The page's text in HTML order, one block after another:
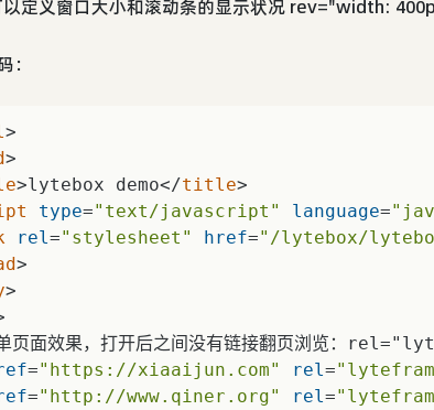
以定义窗口大小和滚动条的显示状况 rev="width:
：
>
>
>lytebox demo</title>
type="text/javascript" language=
rel="stylesheet" href="/lytebox/
>
>
页面效果，打开后之间没有链接翻页浏览：
="https://xiaaijun.com" rel=
="http://www.qiner.org" rel=